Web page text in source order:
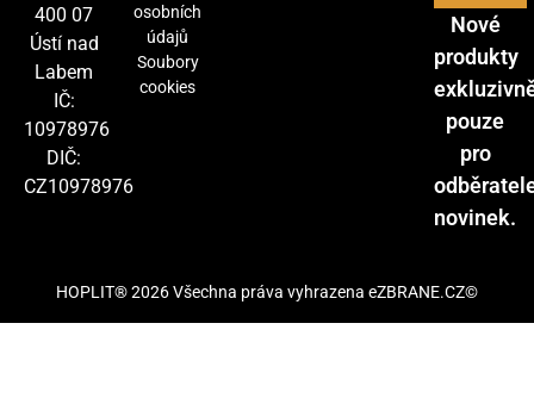
400 07
Ústí nad
Labem
IČ:
10978976
DIČ:
CZ10978976
osobních
údajů
Soubory
cookies
Nové
produkty
pouze
pro
novinek.
HOPLIT® 2026 Všechna práva vyhrazena eZBRANE.CZ©